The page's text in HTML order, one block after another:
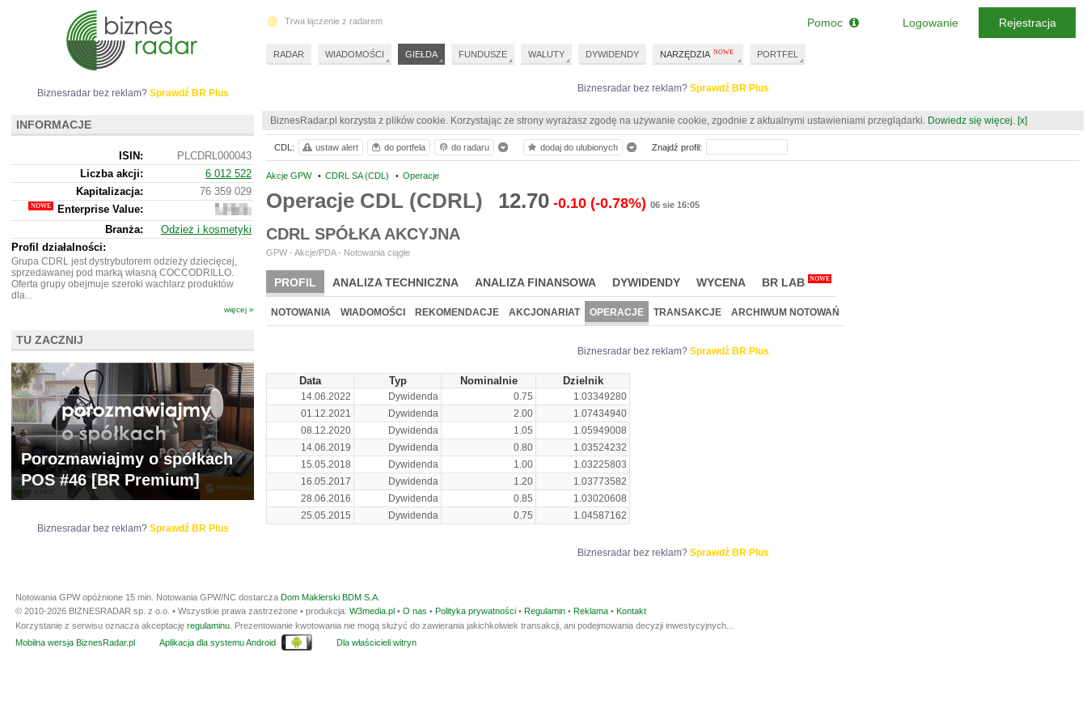
Biznesradar bez reklam? Sprawdź BR Plus
BiznesRadar.pl korzysta z plików cookie. Korzystając ze strony wyrażasz zgodę na używanie cookie, zgodnie z aktualnymi ustawieniami przeglądarki. Dowiedz się więcej. [x]
Akcje GPW • CDRL SA (CDL) • Operacje
Operacje CDL (CDRL) 12.70 -0.10 (-0.78%) 06 sie 16:05
CDRL SPÓŁKA AKCYJNA
GPW - Akcje/PDA - Notowania ciągłe
PROFIL ANALIZA TECHNICZNA ANALIZA FINANSOWA DYWIDENDY WYCENA BR LAB NOWE
NOTOWANIA WIADOMOŚCI REKOMENDACJE AKCJONARIAT OPERACJE TRANSAKCJE ARCHIWUM NOTOWAŃ
Biznesradar bez reklam? Sprawdź BR Plus
Data Typ Nominalnie Dzielnik
14.06.2022 Dywidenda 0.75
1.03349280
01.12.2021
Dywidenda 2.00
1.07434940
08.12.2020
Dywidenda 1.05
1.05949008
14.06.2019
Dywidenda 0.80
1.03524232
15.05.2018
Dywidenda 1.00
1.03225803
16.05.2017
Dywidenda 1.20
1.03773582
28.06.2016
Dywidenda 0.85
1.03020608
25.05.2015
Dywidenda 0.75 1.04587162
Biznesradar bez reklam? Sprawdź BR Plus
CDL: ustaw alert do portfela do radaru dodaj do ulubionych Znajdź profil:
Biznesradar bez reklam? Sprawdź BR Plus
INFORMACJE
ISIN:
PLCDRL000043
Liczba akcji:
6 012 522
Kapitalizacja:
76 359 029
Enterprise Value:
111
087
029
Branża:
Odzież i kosmetyki
Profil działalności:
Grupa CDRL jest dystrybutorem odzieży dziecięcej,
sprzedawanej pod marką własną COCCODRILLO.
Oferta grupy obejmuje szeroki wachlarz produktów
dla...
więcej »
TU ZACZNIJ
Porozmawiajmy o spółkach
POS #46 [BR Premium]
Biznesradar bez reklam? Sprawdź BR Plus
Trwa łączenie z radarem
RADAR WIADOMOŚCI GIEŁDA FUNDUSZE WALUTY DYWIDENDY NARZĘDZIA PORTFEL
Pomoc Logowanie Rejestracja
Notowania GPW opóźnione 15 min. Notowania GPW/NC dostarcza Dom Maklerski BDM S.A.
© 2010-2026 BIZNESRADAR sp. z o.o. • Wszystkie prawa zastrzeżone • produkcja: W3media.pl • O nas • Polityka prywatności • Regulamin • Reklama • Kontakt
Korzystanie z serwisu oznacza akceptację regulaminu . Prezentowanie kwotowania nie mogą służyć do zawierania jakichkolwiek transakcji, ani podejmowania decyzji inwestycyjnych...
Mobilna wersja BiznesRadar.pl
Aplikacja dla systemu Android Dla właścicieli witryn